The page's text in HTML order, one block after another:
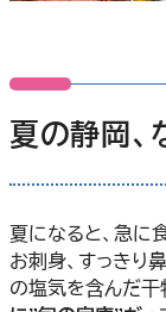
夏の静岡
夏になると、急に
お刺身、すっきり
の塩気を含んだ